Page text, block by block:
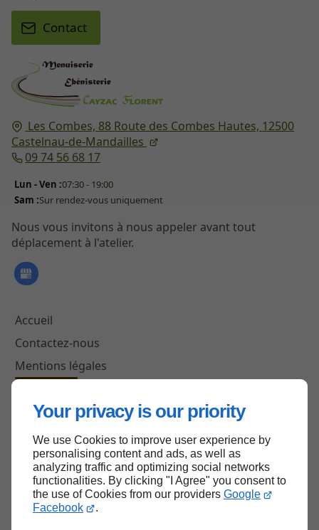
Your privacy is our priority
We use Cookies to improve user experience by
personalising content and ads, as well as
analyzing traffic and optimizing social networks
functionalities. By clicking "I Agree" you consent to
the use of Cookies from our providers Google
Facebook
.
Les Combes, 88 Route des Combes Hautes, 12500
Castelnau-de-Mandailles
09 74 56 68 17
Lun - Ven :07:30 - 19:00
Sam :Sur rendez-vous uniquement
Nous vous invitons à nous appeler avant tout
déplacement à l'atelier.
Accueil
Contactez-nous
Mentions légales
Contact
Haut de page